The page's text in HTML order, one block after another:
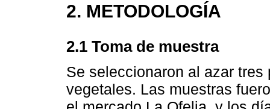
2. METODOLOGÍA
2.1 Toma de muestra
Se seleccionaron al azar
vegetales. Las muestras